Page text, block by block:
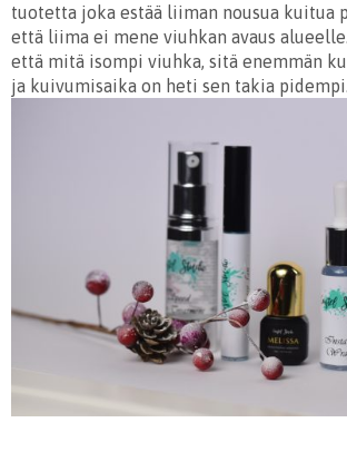
tuotetta joka estää liiman nousua kuitua
että liima ei mene viuhkan avaus
että mitä isompi viuhka, sitä enemmän
ja kuivumisaika on heti sen takia pidempi.